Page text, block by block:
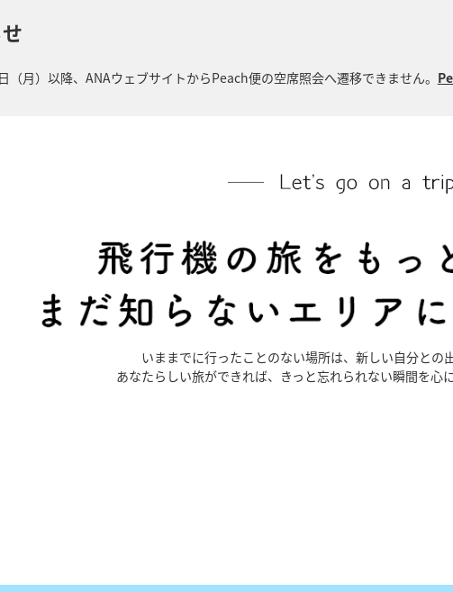
（月）以降、ANAウェブサイトからPeach便の空席照会へ遷移できません。
いままでに行ったことのない場所は、新しい自分との
あなたらしい旅ができれば、きっと忘れられない瞬間を心